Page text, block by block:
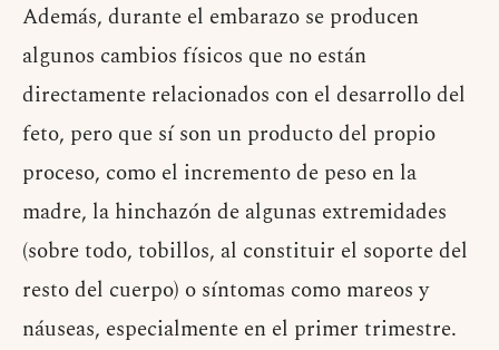
Además, durante el embarazo se producen
algunos cambios físicos que no están
directamente relacionados con el desarrollo del
feto, pero que sí son un producto del propio
proceso, como el incremento de peso en la
madre, la hinchazón de algunas extremidades
(sobre todo, tobillos, al constituir el soporte del
resto del cuerpo) o síntomas como mareos y
náuseas, especialmente en el primer trimestre.